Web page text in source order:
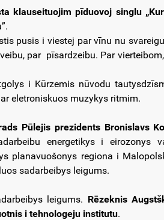
klauseituojim pīduovoj singlu
pusis i viestej par vīnu nu
par pīsardzeibu. Par
i Kūrzemis nūvodu
eletroniskuos muzykys ritmim.
Pūlejis prezidents Bronislavs
energetikys i eirozonys
planavuošonys regiona i
sadarbeibys leigums.
leigums. Rēzeknis
i tehnologeju institutu.